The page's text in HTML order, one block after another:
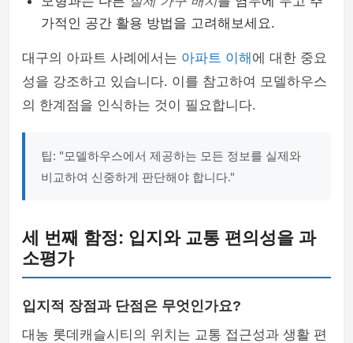
가적인 공간 활용 방법을 고려해보세요.
대구의 아파트 사례에서는 아파트 이해 에 대한 중요
성을 강조하고 있습니다. 이를 참고하여 모델하우스
의 한계점을 인식하는 것이 필요합니다.
팁: "모델하우스에서 제공하는 모든 정보를 실제와
비교하여 신중하게 판단해야 합니다."
세 번째 함정: 입지와 교통 편의성을 과
소평가
입지적 장점과 단점은 무엇인가요?
대농 롯데캐슬시티의 위치는 교통 접근성과 생활 편